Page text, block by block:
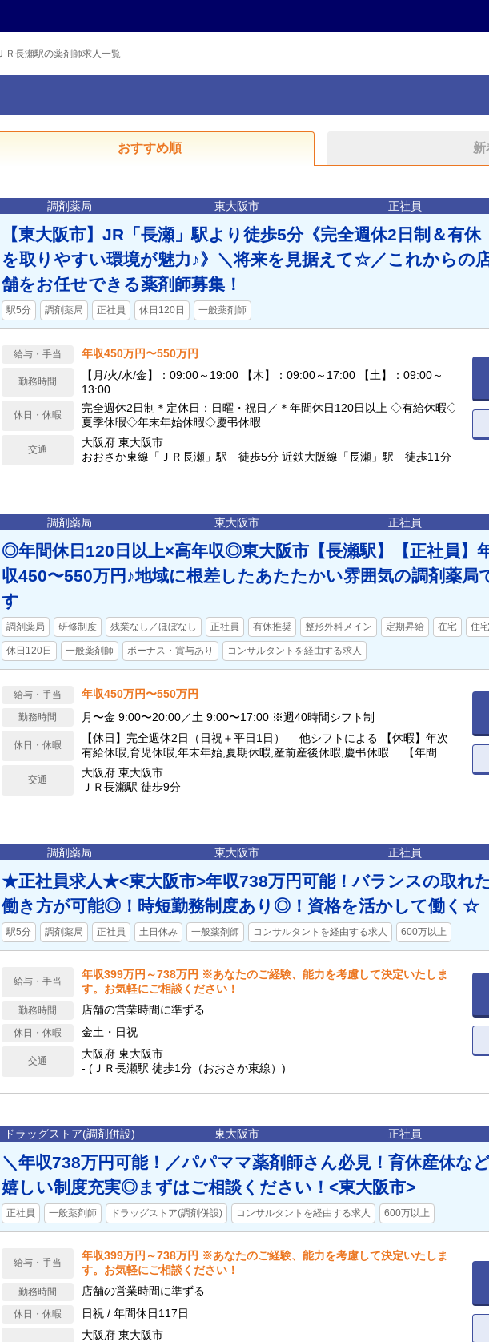
ＪＲ長瀬駅の薬剤師求人一覧
おすすめ順 新
調剤薬局 東大阪市 正社員
【東大阪市】JR「長瀬」駅より徒歩5分《完全週休2日制＆有休
を取りやすい環境が魅力♪》＼将来を見据えて☆／これからの
舗をお任せできる薬剤師募集！
駅5分 調剤薬局 正社員 休日120日 一般薬剤師
給与・手当 年収450万円〜550万円
勤務時間
【月/火/水/金】：09:00～19:00 【木】：09:00～17:00 【土】：09:00～
13:00
休日・休暇
完全週休2日制＊定休日：日曜・祝日／＊年間休日120日以上 ◇有給休暇◇
夏季休暇◇年末年始休暇◇慶弔休暇
交通
大阪府 東大阪市
おおさか東線「ＪＲ長瀬」駅 徒歩5分 近鉄大阪線「長瀬」駅 徒歩11分
調剤薬局 東大阪市 正社員
◎年間休日120日以上×高年収◎東大阪市【長瀬駅】【正社員】
収450〜550万円♪地域に根差したあたたかい雰囲気の調剤薬局
す
調剤薬局 研修制度 残業なし／ほぼなし 正社員 有休推奨 整形外科メイン 定期昇給 在宅 住
休日120日 一般薬剤師 ボーナス・賞与あり コンサルタントを経由する求人
給与・手当 年収450万円〜550万円
勤務時間 月〜金 9:00〜20:00／土 9:00〜17:00 ※週40時間シフト制
休日・休暇
【休日】完全週休2日（日祝＋平日1日） 他シフトによる 【休暇】年次
有給休暇,育児休暇,年末年始,夏期休暇,産前産後休暇,慶弔休暇 【年間休
日】125日
交通
大阪府 東大阪市
ＪＲ長瀬駅 徒歩9分
調剤薬局 東大阪市 正社員
★正社員求人★<東大阪市>年収738万円可能！バランスの取れた
働き方が可能◎！時短勤務制度あり◎！資格を活かして働く☆
駅5分 調剤薬局 正社員 土日休み 一般薬剤師 コンサルタントを経由する求人 600万以上
給与・手当
年収399万円～738万円 ※あなたのご経験、能力を考慮して決定いたしま
す。お気軽にご相談ください！
勤務時間 店舗の営業時間に準ずる
休日・休暇 金土・日祝
交通
大阪府 東大阪市
- (ＪＲ長瀬駅 徒歩1分（おおさか東線）)
ドラッグストア(調剤併設) 東大阪市 正社員
＼年収738万円可能！／パパママ薬剤師さん必見！育休産休な
嬉しい制度充実◎まずはご相談ください！<東大阪市>
正社員 一般薬剤師 ドラッグストア(調剤併設) コンサルタントを経由する求人 600万以上
給与・手当
年収399万円～738万円 ※あなたのご経験、能力を考慮して決定いたしま
す。お気軽にご相談ください！
勤務時間 店舗の営業時間に準ずる
休日・休暇 日祝 / 年間休日117日
大阪府 東大阪市